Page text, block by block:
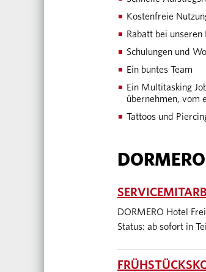
Kostenfreie
Rabatt bei
Schulungen und
Ein buntes Team
Ein Multitasking
übernehmen, vom
Tattoos und
DORMERO Hotel
Status: ab sofort in